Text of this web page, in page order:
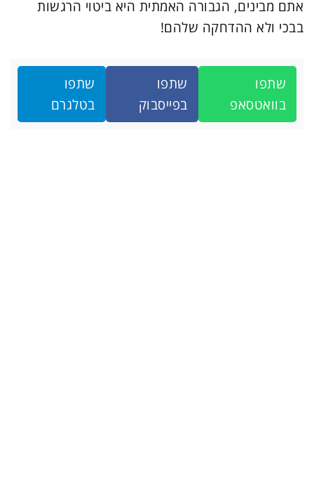
אתם מבינים, הגבורה האמתית היא ביטוי הרגשות
בבכי ולא ההדחקה שלהם!
שתפו
בוואטסאפ
שתפו
בפייסבוק
שתפו
בטלגרם